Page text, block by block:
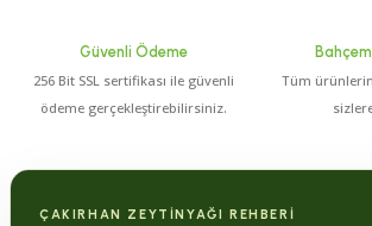
Güvenli Ödeme
256 Bit SSL sertifikası ile güvenli
ödeme gerçekleştirebilirsiniz.
Tüm
ÇAKIRHAN ZEYTİNYAĞI REHBERİ